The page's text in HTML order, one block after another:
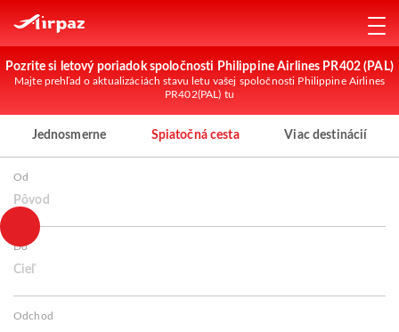
Pozrite si letový poriadok spoločnosti Philippine Airlines PR402 (PAL)
Majte prehľad o aktualizáciách stavu letu vašej spoločnosti Philippine Airlines
PR402(PAL) tu
Jednosmerne Spiatočná cesta Viac destinácií
Od
Pôvod
Do
Cieľ
Odchod